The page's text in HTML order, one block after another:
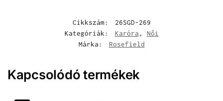
Cikkszám:
26SGD-269
Kategóriák:
Karóra, Női
Márka:
Rosefield
Kapcsolódó termékek